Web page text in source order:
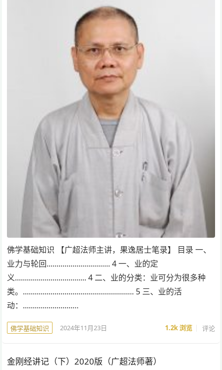
佛学基础知识 【广超法师主讲，果逸居士笔录】 目录 一、
业力与轮回................................ 4 一、业的定
义.................................... 4 二、业的分类：业可分为很多种
类。........................................................ 5 三、业的活
动：.........................…
佛学基础知识 2024年11月23日 1.2k浏览 评论
金刚经讲记（下）2020版（广超法师著）